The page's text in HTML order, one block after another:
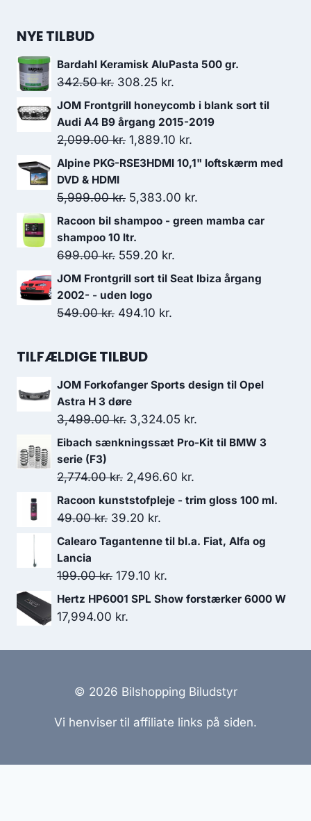
1,799.00 kr..1,575.00 kr..
NYE TILBUD
Bardahl Keramisk AluPasta 500 gr.
342.50kr. Den
oprindelige
pris
var:
342.50 kr..
308.25 kr.
aktuelle
pris
er:
308.25 kr..
JOM Frontgrill honeycomb i blank sort til
Audi A4 B9 årgang 2015-2019
2,099.00kr. Den
oprindelige
var:
1,889.10 kr.
aktuelle
er:
1,889.10 kr..
Alpine PKG-RSE3HDMI 10,1" loftskærm med
DVD & HDMI
5,999.00kr. Den
oprindelige
pris
var:
5,999.00 kr..
5,383.00 kr.
aktuelle
5,383.00 kr..
Racoon bil shampoo - green mamba car
shampoo 10 ltr.
699.00kr. Den
oprindelige
pris
var:
559.20 kr.
aktuelle
JOM Frontgrill sort til Seat Ibiza årgang
2002- - uden logo
549.00kr. Den
pris
549.00 kr..
494.10 kr.
494.10 kr..
TILFÆLDIGE TILBUD
JOM Forkofanger Sports design til Opel
Astra H 3 døre
3,499.00kr. Den
oprindelige
var:
3,499.00 kr..
3,324.05 kr.
aktuelle
3,324.05 kr..
Eibach sænkningssæt Pro-Kit til BMW 3
serie (F3)
2,774.00kr. Den
oprindelige
pris
2,496.60 kr.
aktuelle
2,496.60 kr..
Racoon kunststofpleje - trim gloss 100 ml.
49.00kr. Den
oprindelige
var:
49.00 kr..
39.20 kr.
aktuelle
er:
39.20 kr..
Calearo Tagantenne til bl.a. Fiat, Alfa og
Lancia
199.00kr. Den
oprindelige
pris
199.00 kr..
179.10 kr.
aktuelle
179.10 kr..
Hertz HP6001 SPL Show forstærker 6000 W
17,994.00 kr.
© 2026 Bilshopping Biludstyr
Vi henviser til affiliate links på siden.